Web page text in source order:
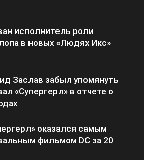
исполнитель роли
в новых «Людях Икс»
Заслав забыл упомянуть
«Супергерл» в отчете о
оказался самым
фильмом DC за 20